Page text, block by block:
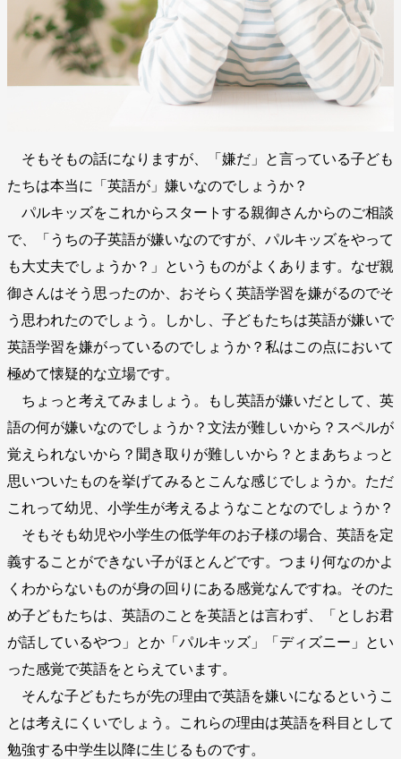
そもそもの話になりますが、「嫌だ」と言っている子ども
たちは本当に「英語が」嫌いなのでしょうか？
パルキッズをこれからスタートする親御さんからのご相談
で、「うちの子英語が嫌いなのですが、パルキッズをやって
も大丈夫でしょうか？」というものがよくあります。なぜ親
御さんはそう思ったのか、おそらく英語学習を嫌がるのでそ
う思われたのでしょう。しかし、子どもたちは英語が嫌いで
英語学習を嫌がっているのでしょうか？私はこの点において
極めて懐疑的な立場です。
ちょっと考えてみましょう。もし英語が嫌いだとして、英
語の何が嫌いなのでしょうか？文法が難しいから？スペルが
覚えられないから？聞き取りが難しいから？とまあちょっと
思いついたものを挙げてみるとこんな感じでしょうか。ただ
これって幼児、小学生が考えるようなことなのでしょうか？
そもそも幼児や小学生の低学年のお子様の場合、英語を定
義することができない子がほとんどです。つまり何なのかよ
くわからないものが身の回りにある感覚なんですね。そのた
め子どもたちは、英語のことを英語とは言わず、「としお君
が話しているやつ」とか「パルキッズ」「ディズニー」とい
った感覚で英語をとらえています。
そんな子どもたちが先の理由で英語を嫌いになるというこ
とは考えにくいでしょう。これらの理由は英語を科目として
勉強する中学生以降に生じるものです。